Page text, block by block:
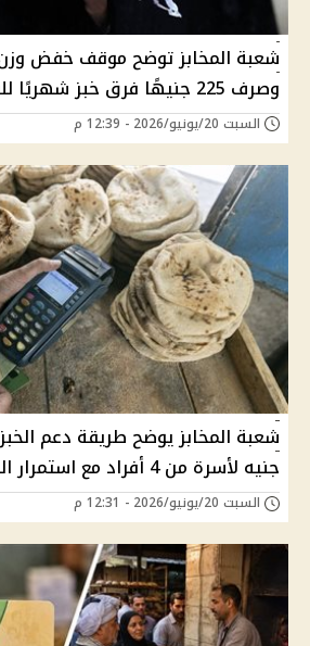
شعبة المخابز توضح موقف خفض
وصرف 225 جنيهًا فرق خبز شهريًا للفرد
السبت 20/يونيو/2026 - 12:39 م
جنيه لأسرة من 4 أفراد مع استمرار الصرف بالبطاقة
السبت 20/يونيو/2026 - 12:31 م